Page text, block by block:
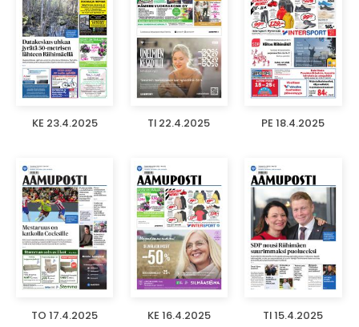
KE 23.4.2025 TI 22.4.2025 PE 18.4.2025
TO 17.4.2025 KE 16.4.2025 TI 15.4.2025